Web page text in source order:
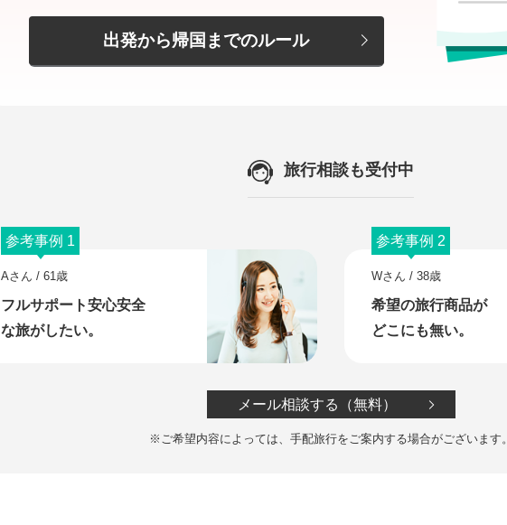
出発から帰国までのルール
旅行相談も受付中
参考事例 1
Aさん / 61歳
フルサポート安心安全
な旅がしたい。
参考事例 2
Wさん / 38歳
希望の旅行商品が
どこにも無い。
メール相談する（無料）
※ご希望内容によっては、手配旅行をご案内する場合がございます。